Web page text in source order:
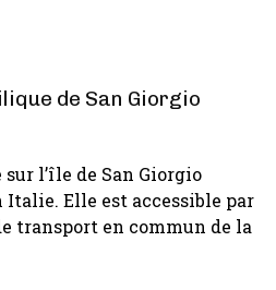
de San Giorgio
l’île de San Giorgio
Italie. Elle est accessible par
transport en commun de la